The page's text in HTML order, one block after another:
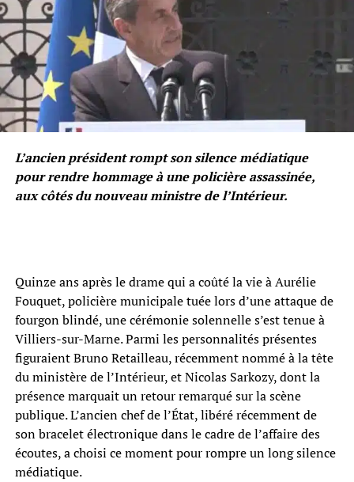
L’ancien président rompt son silence médiatique
pour rendre hommage à une policière assassinée,
aux côtés du nouveau ministre de l’Intérieur.
Quinze ans après le drame qui a coûté la vie à Aurélie
Fouquet, policière municipale tuée lors d’une attaque de
fourgon blindé, une cérémonie solennelle s’est tenue à
Villiers-sur-Marne. Parmi les personnalités présentes
figuraient Bruno Retailleau, récemment nommé à la tête
du ministère de l’Intérieur, et Nicolas Sarkozy, dont la
présence marquait un retour remarqué sur la scène
publique. L’ancien chef de l’État, libéré récemment de
son bracelet électronique dans le cadre de l’affaire des
écoutes, a choisi ce moment pour rompre un long silence
médiatique.